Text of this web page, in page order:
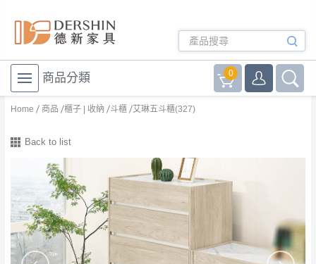
商品分類 0
Home 商品 櫃子 | 收納 斗櫃 艾琳五斗櫃(327)
Back to list